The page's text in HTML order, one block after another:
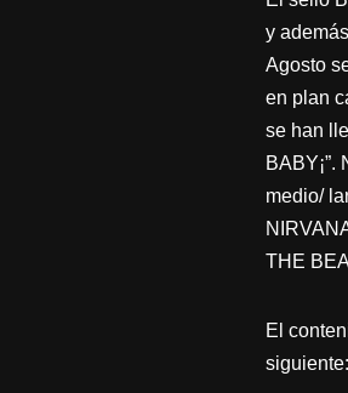
y
Agosto
en plan
se han
medio/
THE
El
siguiente: